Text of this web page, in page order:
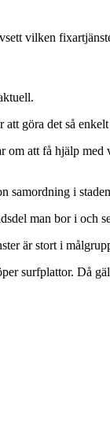
vilken
göra det så
att få hjälp
samordning i
man bor i och
är stort i
surfplattor. Då